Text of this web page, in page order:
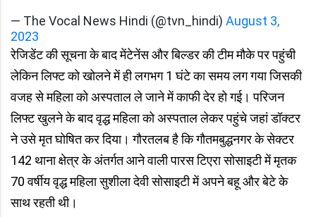
— The Vocal News Hindi (@tvn_hindi) August 3,
2023
रेजिडेंट की सूचना के बाद मेंटेनेंस और बिल्डर की टीम मौके पर पहुंची
लेकिन लिफ्ट को खोलने में ही लगभग 1 घंटे का समय लग गया जिसकी
वजह से महिला को अस्पताल ले जाने में काफी देर हो गई। परिजन
लिफ्ट खुलने के बाद वृद्ध महिला को अस्पताल लेकर पहुंचे जहां डॉक्टर
ने उसे मृत घोषित कर दिया। गौरतलब है कि गौतमबुद्धनगर के सेक्टर
142 थाना क्षेत्र के अंतर्गत आने वाली पारस टिएरा सोसाइटी में मृतक
70 वर्षीय वृद्ध महिला सुशीला देवी सोसाइटी में अपने बहू और बेटे के
साथ रहती थी।